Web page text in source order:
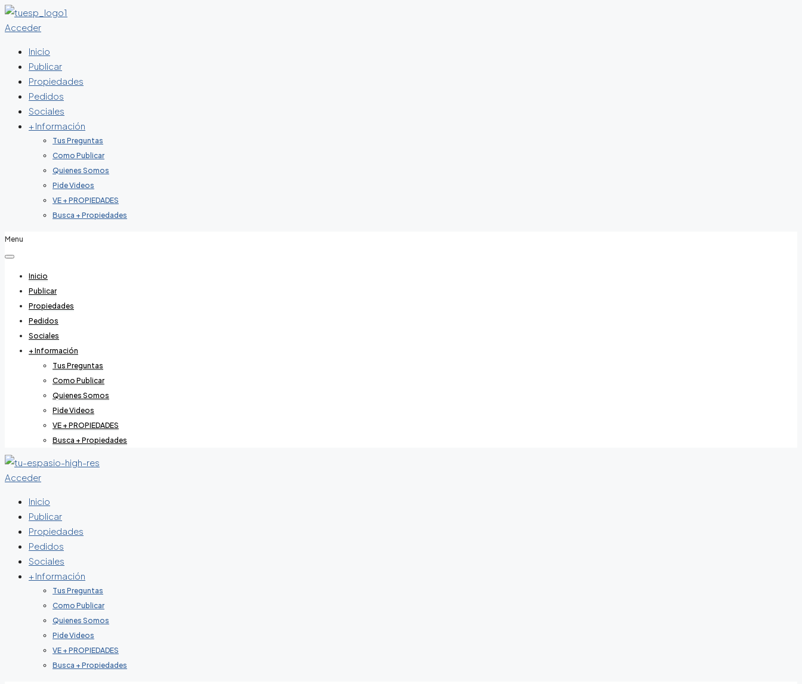
Acceder
Inicio
Publicar
Propiedades
Pedidos
Sociales
+ Información
Tus Preguntas
Como Publicar
Quienes Somos
Pide Videos
VE + PROPIEDADES
Busca + Propiedades
Menu
Inicio
Publicar
Propiedades
Pedidos
Sociales
+ Información
Tus Preguntas
Como Publicar
Quienes Somos
Pide Videos
VE + PROPIEDADES
Busca + Propiedades
Acceder
Inicio
Publicar
Propiedades
Pedidos
Sociales
+ Información
Tus Preguntas
Como Publicar
Quienes Somos
Pide Videos
VE + PROPIEDADES
Busca + Propiedades